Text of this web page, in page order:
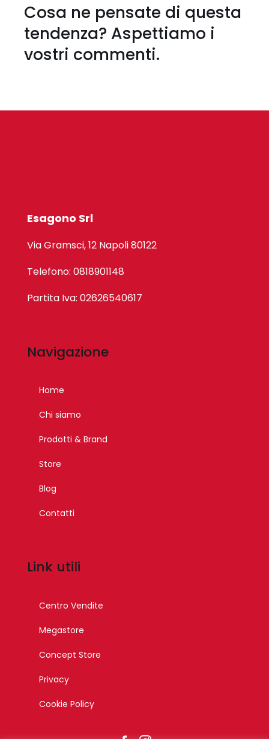
Cosa ne pensate di questa
tendenza? Aspettiamo i
vostri commenti.
Esagono Srl
Via Gramsci, 12 Napoli 80122
Telefono: 0818901148
Partita Iva: 02626540617
Navigazione
Home
Chi siamo
Prodotti & Brand
Store
Blog
Contatti
Link utili
Centro Vendite
Megastore
Concept Store
Privacy
Cookie Policy